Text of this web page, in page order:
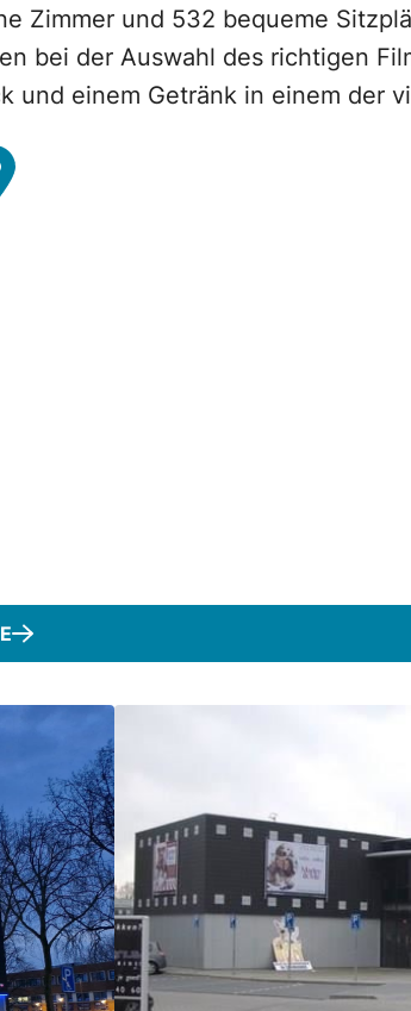
Zimmer und 532 bequeme
bei der Auswahl des richtigen
und einem Getränk in einem der